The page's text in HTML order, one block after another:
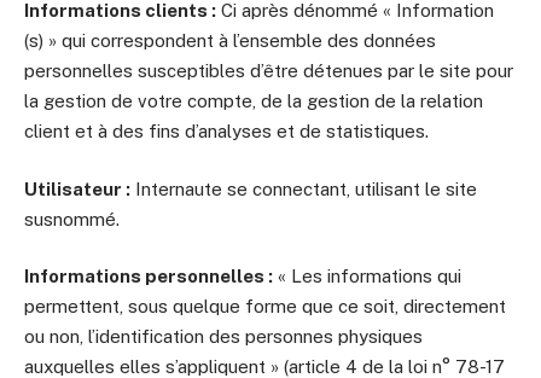
Informations clients : Ci après dénommé « Information
(s) » qui correspondent à l’ensemble des données
personnelles susceptibles d’être détenues par le site pour
la gestion de votre compte, de la gestion de la relation
client et à des fins d’analyses et de statistiques.
Utilisateur : Internaute se connectant, utilisant le site
susnommé.
Informations personnelles : « Les informations qui
permettent, sous quelque forme que ce soit, directement
ou non, l’identification des personnes physiques
auxquelles elles s’appliquent » (article 4 de la loi n° 78-17